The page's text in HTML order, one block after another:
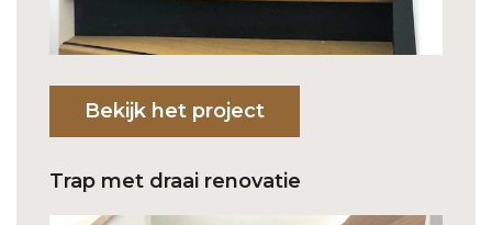
Bekijk het project
Trap met draai renovatie